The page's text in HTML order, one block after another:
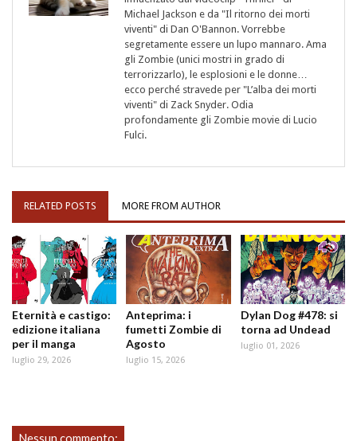
Michael Jackson e da "Il ritorno dei morti
viventi" di Dan O'Bannon. Vorrebbe
segretamente essere un lupo mannaro. Ama
gli Zombie (unici mostri in grado di
terrorizzarlo), le esplosioni e le donne…
ecco perché stravede per "L’alba dei morti
viventi" di Zack Snyder. Odia
profondamente gli Zombie movie di Lucio
Fulci.
RELATED POSTS MORE FROM AUTHOR
Eternità e castigo:
edizione italiana
per il manga
luglio 29, 2026
Anteprima: i
fumetti Zombie di
Agosto
luglio 15, 2026
Dylan Dog #478: si
torna ad Undead
luglio 01, 2026